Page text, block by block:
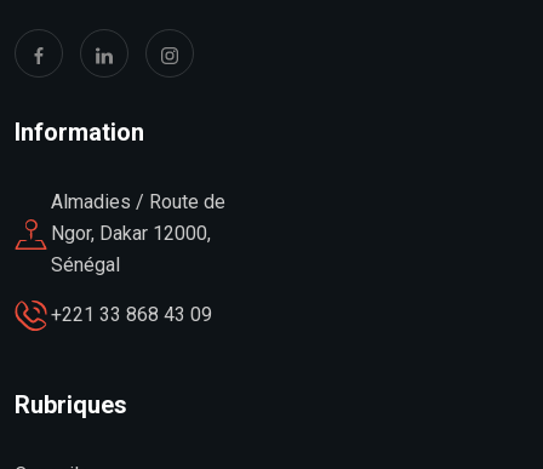
Information
Almadies / Route de
Ngor, Dakar 12000,
Sénégal
+221 33 868 43 09
Rubriques